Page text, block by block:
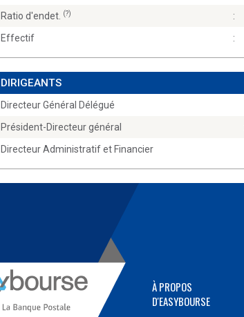
Ratio d'endet. (?) :
Effectif
:
DIRIGEANTS
Directeur Général Délégué
Président-Directeur général
Directeur Administratif et Financier
À PROPOS
D'EASYBOURSE